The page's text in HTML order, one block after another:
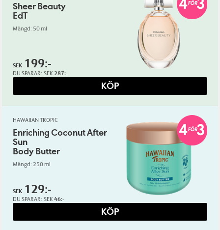
Sheer Beauty
EdT
Mängd: 50 ml
SEK 199:-
DU SPARAR: SEK 287:-
KÖP
HAWAIIAN TROPIC
Enriching Coconut After
Sun
Body Butter
Mängd: 250 ml
SEK 129:-
DU SPARAR: SEK 46:-
KÖP